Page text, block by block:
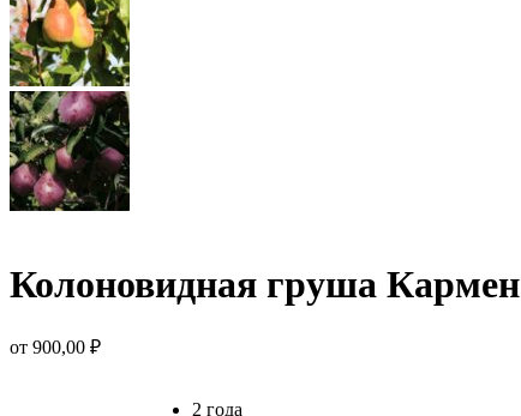
Колоновидная груша Кармен
от 900,00 ₽
2 года